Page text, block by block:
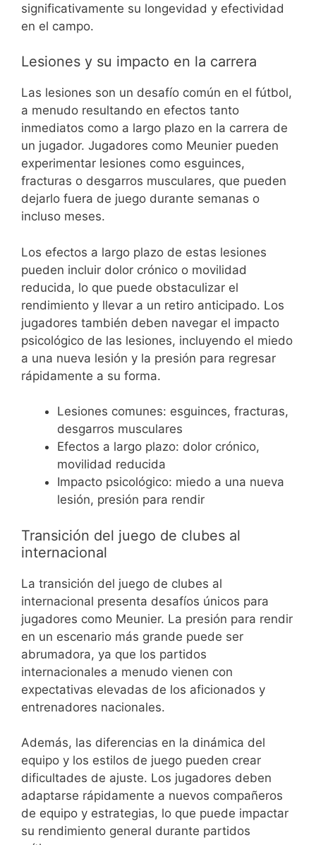
significativamente su longevidad y efectividad
en el campo.
Lesiones y su impacto en la carrera
Las lesiones son un desafío común en el fútbol,
a menudo resultando en efectos tanto
inmediatos como a largo plazo en la carrera de
un jugador. Jugadores como Meunier pueden
experimentar lesiones como esguinces,
fracturas o desgarros musculares, que pueden
dejarlo fuera de juego durante semanas o
incluso meses.
Los efectos a largo plazo de estas lesiones
pueden incluir dolor crónico o movilidad
reducida, lo que puede obstaculizar el
rendimiento y llevar a un retiro anticipado. Los
jugadores también deben navegar el impacto
psicológico de las lesiones, incluyendo el miedo
a una nueva lesión y la presión para regresar
rápidamente a su forma.
Lesiones comunes: esguinces, fracturas,
desgarros musculares
Efectos a largo plazo: dolor crónico,
movilidad reducida
Impacto psicológico: miedo a una nueva
lesión, presión para rendir
Transición del juego de clubes al
internacional
La transición del juego de clubes al
internacional presenta desafíos únicos para
jugadores como Meunier. La presión para rendir
en un escenario más grande puede ser
abrumadora, ya que los partidos
internacionales a menudo vienen con
expectativas elevadas de los aficionados y
entrenadores nacionales.
Además, las diferencias en la dinámica del
equipo y los estilos de juego pueden crear
dificultades de ajuste. Los jugadores deben
adaptarse rápidamente a nuevos compañeros
de equipo y estrategias, lo que puede impactar
su rendimiento general durante partidos